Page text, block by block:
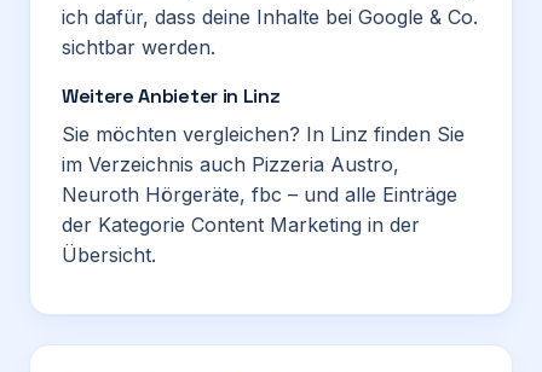
ich dafür, dass deine Inhalte bei Google & Co.
sichtbar werden.
Weitere Anbieter in Linz
Sie möchten vergleichen? In Linz finden Sie
im Verzeichnis auch Pizzeria Austro,
Neuroth Hörgeräte, fbc – und alle Einträge
der Kategorie Content Marketing in der
Übersicht.